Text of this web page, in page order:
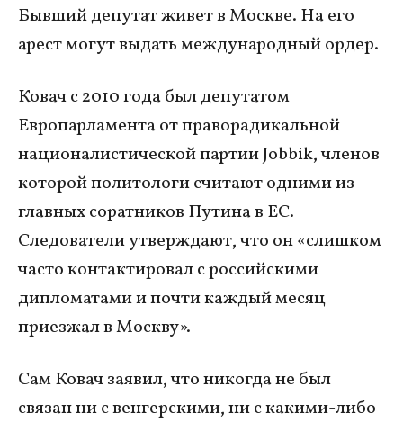
Бывший депутат живет в Москве. На его
арест могут выдать международный ордер.
Ковач с 2010 года был депутатом
Европарламента от праворадикальной
националистической партии Jobbik, членов
которой политологи считают одними из
главных соратников Путина в ЕС.
Следователи утверждают, что он «слишком
часто контактировал с российскими
дипломатами и почти каждый месяц
приезжал в Москву».
Сам Ковач заявил, что никогда не был
связан ни с венгерскими, ни с какими-либо